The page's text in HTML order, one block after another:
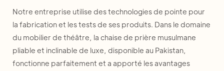
Notre entreprise utilise des technologies de pointe pour
la fabrication et les tests de ses produits. Dans le domaine
du mobilier de théâtre, la chaise de prière musulmane
pliable et inclinable de luxe, disponible au Pakistan,
fonctionne parfaitement et a apporté les avantages